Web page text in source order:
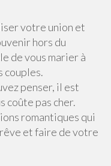
votre union et
hors du
de vous marier à
couples.
penser, il est
coûte pas cher.
romantiques qui
et faire de votre